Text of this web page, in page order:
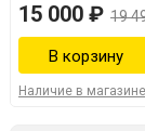
15 000 ₽ 19
Наличие в магазине